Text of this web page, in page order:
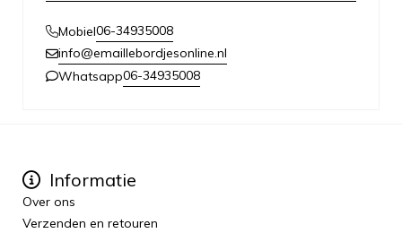
Mobiel06-34935008
info@emaillebordjesonline.nl
Whatsapp06-34935008
Informatie
Over ons
Verzenden en retouren